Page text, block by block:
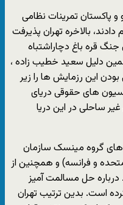
پاکستان تمرینات نظامی
بالاخره تهران پذیرفت
قره باغ دچاراشتباه
دلیل سعید خطیب زاده ،
این رزمایش ها را زیر
های حقوقی دریای
ساحلی در این دریا
های گروه مینسک سازمان
و فرانسه) و همچنین از
حل مسالمت آمیز
است. بدین ترتیب تهران